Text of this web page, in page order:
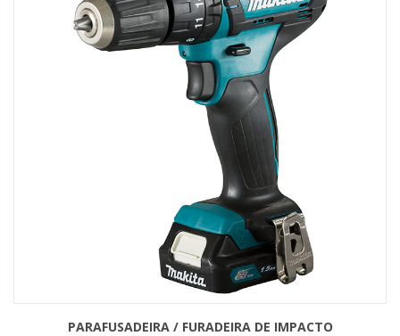
PARAFUSADEIRA / FURADEIRA DE IMPACTO